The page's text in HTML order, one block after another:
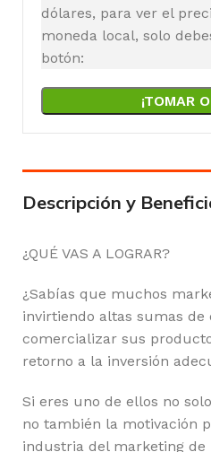
dólares, para ver el
moneda local, solo
botón:
¡TOMAR
Descripción y
¿QUÉ VAS A LOGRAR?
¿Sabías que muchos
invirtiendo altas sumas de
comercializar sus
retorno a la inversión
Si eres uno de ellos no
no también la motivación
industria del marketing de